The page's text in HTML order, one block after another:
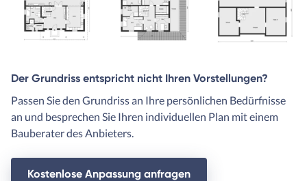
Der Grundriss entspricht nicht Ihren Vorstellungen?
Passen Sie den Grundriss an Ihre persönlichen Bedürfnisse
an und besprechen Sie Ihren individuellen Plan mit einem
Bauberater des Anbieters.
Kostenlose Anpassung anfragen